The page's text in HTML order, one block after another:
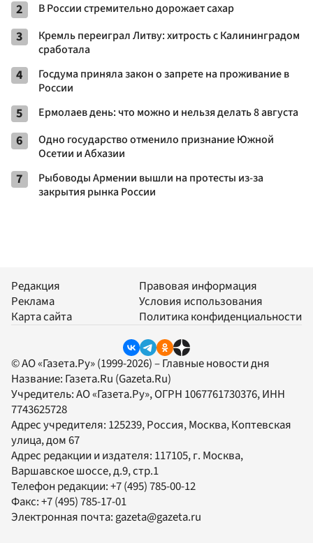
2 В России стремительно дорожает сахар
3
Кремль переиграл Литву: хитрость с Калининградом
сработала
4
Госдума приняла закон о запрете на проживание в
России
5 Ермолаев день: что можно и нельзя делать 8 августа
6
Одно государство отменило признание Южной
Осетии и Абхазии
7
Рыбоводы Армении вышли на протесты из-за
закрытия рынка России
Редакция
Реклама
Карта сайта
Правовая информация
Условия использования
Политика конфиденциальности
© АО «Газета.Ру» (1999-2026) – Главные новости дня
Название: Газета.Ru (Gazeta.Ru)
Учредитель:АО «Газета.Ру», ОГРН 1067761730376, ИНН
7743625728
Адрес учредителя: 125239, Россия, Москва, Коптевская
улица, дом 67
Адрес редакции и издателя: 117105, г. Москва,
Варшавское шоссе, д.9, стр.1
Телефон редакции:+7 (495) 785-00-12
Факс:+7 (495) 785-17-01
Электронная почта: gazeta@gazeta.ru